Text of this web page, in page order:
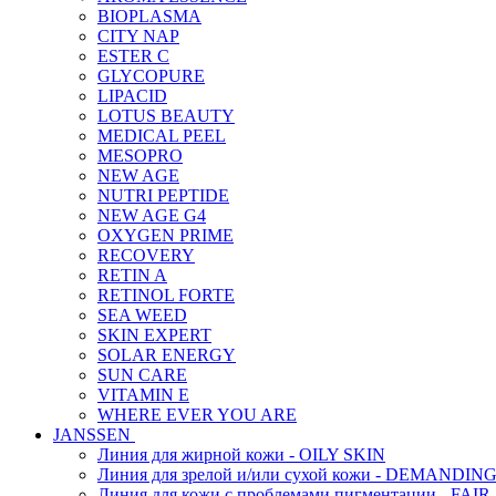
BIOPLASMA
CITY NAP
ESTER C
GLYCOPURE
LIPACID
LOTUS BEAUTY
MEDICAL PEEL
MESOPRO
NEW AGE
NUTRI PEPTIDE
NEW AGE G4
OXYGEN PRIME
RECOVERY
RETIN A
RETINOL FORTE
SEA WEED
SKIN EXPERT
SOLAR ENERGY
SUN CARE
VITAMIN E
WHERE EVER YOU ARE
JANSSEN
Линия для жирной кожи - OILY SKIN
Линия для зрелой и/или сухой кожи -